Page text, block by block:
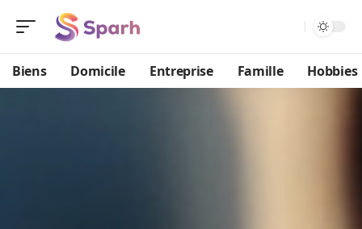
Biens Domicile Entreprise Famille Hobbies